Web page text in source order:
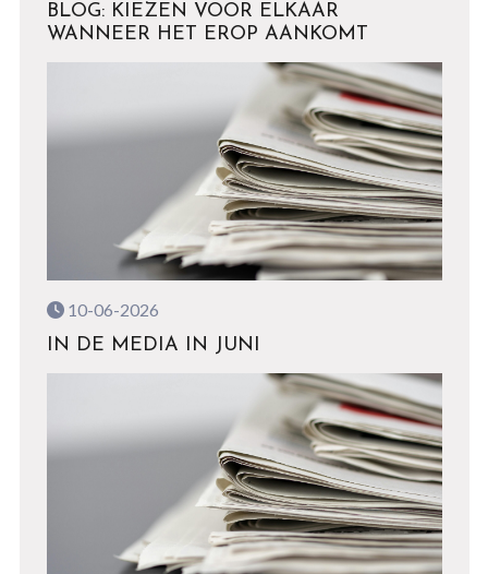
BLOG: KIEZEN VOOR ELKAAR
WANNEER HET EROP AANKOMT
10-06-2026
IN DE MEDIA IN JUNI